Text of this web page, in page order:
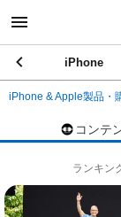
iPhone
iPhone & Apple製品・
コンテ
ランキン